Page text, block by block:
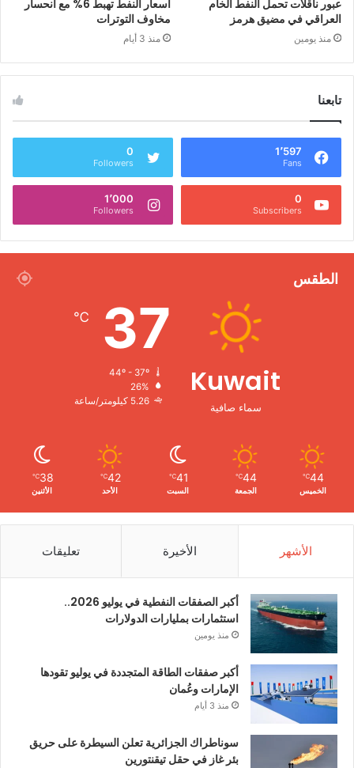
عبور ناقلات تحمل النفط الخام
العراقي في مضيق هرمز
منذ يومين
أسعار النفط تهبط 6% مع انحسار
مخاوف التوترات
منذ 3 أيام
تابعنا
1٬597
Fans
0
Followers
0
Subscribers
1٬000
Followers
الطقس
Kuwait
سماء صافية
37
℃
26%
5.26 كيلومتر/ساعة
44
℃
الخميس
44
℃
الجمعة
41
℃
السبت
42
℃
الأحد
38
℃
الأثنين
الأشهر الأخيرة تعليقات
أكبر الصفقات النفطية في يوليو 2026..
استثمارات بمليارات الدولارات
منذ يومين
أكبر صفقات الطاقة المتجددة في يوليو تقودها
الإمارات وعُمان
منذ 3 أيام
سوناطراك الجزائرية تعلن السيطرة على حريق
بئر غاز في حقل تيقنتورين